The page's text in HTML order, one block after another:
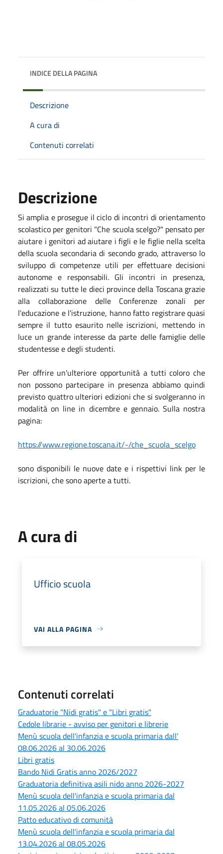
INDICE DELLA PAGINA
Descrizione
A cura di
Contenuti correlati
Descrizione
Si amplia e prosegue il ciclo di incontri di orientamento
scolastico per genitori "Che scuola scelgo?" pensato per
aiutare i genitori ad aiutare i figli e le figlie nella scelta
della scuola secondaria di secondo grado, attraverso lo
sviluppo di competenze utili per effettuare decisioni
autonome e responsabili. Gli incontri in presenza,
realizzati su tutte le dieci province della Toscana grazie
alla collaborazione delle Conferenze zonali per
l'educazione e l'istruzione, hanno fatto registrare quasi
sempre il tutto esaurito nelle iscrizioni, mettendo in
luce un grande interesse da parte delle famiglie delle
studentesse e degli studenti.
Per offrire un'ulteriore opportunità a tutti coloro che
non possono partecipare in presenza abbiamo quindi
previsto quattro ulteriori edizioni che si svolgeranno in
modalità on line in dicembre e gennaio. Sulla nostra
pagina:
https://www.regione.toscana.it/-/che_scuola_scelgo
sono disponibili le nuove date e i rispettivi link per le
iscrizioni, che sono aperte a tutti.
A cura di
Ufficio scuola
VAI ALLA PAGINA
Contenuti correlati
Graduatorie "Nidi gratis" e "Libri gratis"
Cedole librarie - avviso per genitori e librerie
Menù scuola dell'infanzia e scuola primaria dall'
08.06.2026 al 30.06.2026
Libri gratis
Bando Nidi Gratis anno 2026/2027
Graduatoria definitiva asili nido anno 2026-2027
Menù scuola dell'infanzia e scuola primaria dal
11.05.2026 al 05.06.2026
Patto educativo di comunità
Menù scuola dell'infanzia e scuola primaria dal
13.04.2026 al 08.05.2026